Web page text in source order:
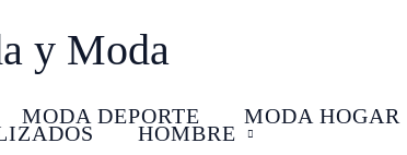
y Moda
MODA DEPORTE MODA HOGAR
HOMBRE